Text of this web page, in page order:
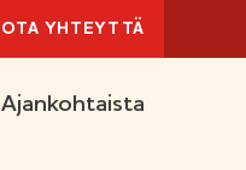
OTA YHTEYTTÄ
Ajankohtaista